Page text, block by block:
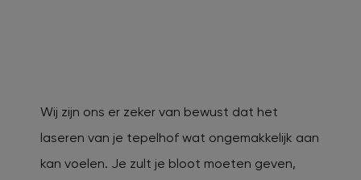
Wij zijn ons er zeker van bewust dat het
laseren van je tepelhof wat ongemakkelijk aan
kan voelen. Je zult je bloot moeten geven,